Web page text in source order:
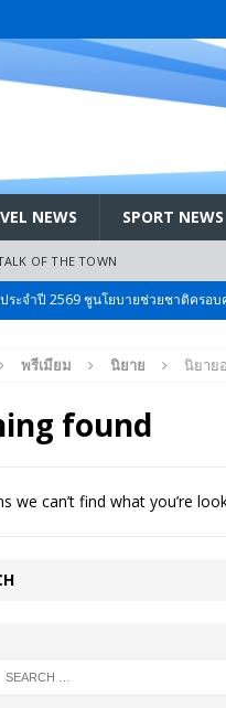
NEWS SPORT NEWS
OF THE TOWN
ะจำปี 2569 ชูนโยบายช่วยชาติครอ
47th Bangkok International Motor
กำลัง สกัด!! เจาะสนามเจดีย์ใหญ่: เ
ผู้นำ EV สองล้อที่เข้าใจผู้ใช้ไทยมากที่สุด
มอาหารสุขภาพ “GIN-D”
พรีเมียม นิยาย นิยาย
found
we can’t find what you’re